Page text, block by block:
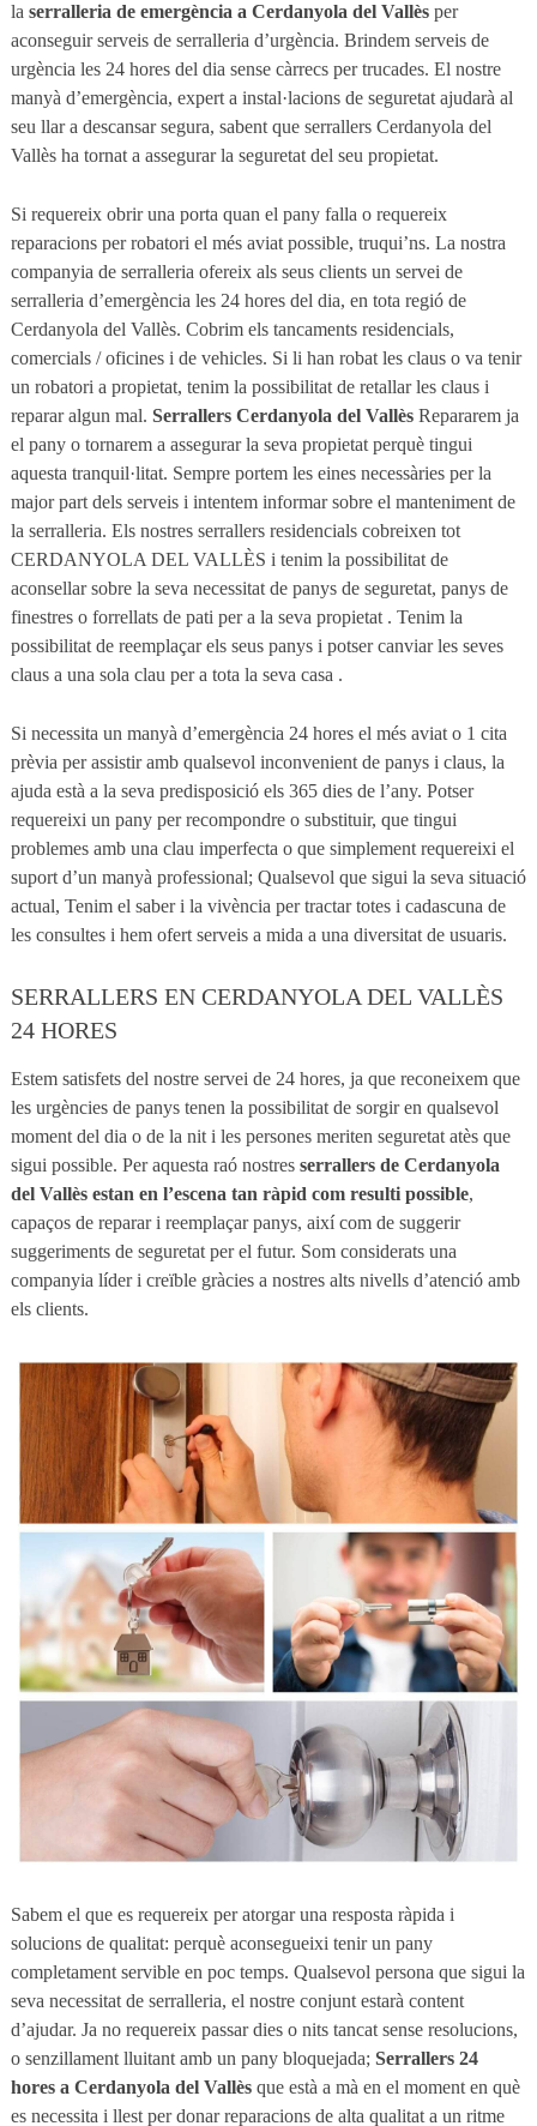
la serralleria de emergència a Cerdanyola del Vallèsper
aconseguir serveis de serralleria d’urgència. Brindem serveis de
urgència les 24 hores del dia sense càrrecs per trucades. El nostre
manyà d’emergència, expert a instal·lacions de seguretat ajudarà al
seu llar a descansar segura, sabent que serrallers Cerdanyola del
Vallès ha tornat a assegurar la seguretat del seu propietat.
Si requereix obrir una porta quan el pany falla o requereix
reparacions per robatori el més aviat possible, truqui’ns. La nostra
companyia de serralleria ofereix als seus clients un servei de
serralleria d’emergència les 24 hores del dia, en tota regió de
Cerdanyola del Vallès. Cobrim els tancaments residencials,
comercials / oficines i de vehicles. Si li han robat les claus o va tenir
un robatori a propietat, tenim la possibilitat de retallar les claus i
reparar algun mal. Serrallers Cerdanyola del VallèsRepararem ja
el pany o tornarem a assegurar la seva propietat perquè tingui
aquesta tranquil·litat. Sempre portem les eines necessàries per la
major part dels serveis i intentem informar sobre el manteniment de
la serralleria. Els nostres serrallers residencials cobreixen tot
CERDANYOLA DEL VALLÈS i tenim la possibilitat de
aconsellar sobre la seva necessitat de panys de seguretat, panys de
finestres o forrellats de pati per a la seva propietat . Tenim la
possibilitat de reemplaçar els seus panys i potser canviar les seves
claus a una sola clau per a tota la seva casa .
Si necessita un manyà d’emergència 24 hores el més aviat o 1 cita
prèvia per assistir amb qualsevol inconvenient de panys i claus, la
ajuda està a la seva predisposició els 365 dies de l’any. Potser
requereixi un pany per recompondre o substituir, que tingui
problemes amb una clau imperfecta o que simplement requereixi el
suport d’un manyà professional; Qualsevol que sigui la seva situació
actual, Tenim el saber i la vivència per tractar totes i cadascuna de
les consultes i hem ofert serveis a mida a una diversitat de usuaris.
SERRALLERS EN CERDANYOLA DEL VALLÈS
24 HORES
Estem satisfets del nostre servei de 24 hores, ja que reconeixem que
les urgències de panys tenen la possibilitat de sorgir en qualsevol
moment del dia o de la nit i les persones meriten seguretat atès que
sigui possible. Per aquesta raó nostres serrallers de Cerdanyola
del Vallès estan en l’escena tan ràpid com resulti possible,
capaços de reparar i reemplaçar panys, així com de suggerir
suggeriments de seguretat per el futur. Som considerats una
companyia líder i creïble gràcies a nostres alts nivells d’atenció amb
els clients.
Sabem el que es requereix per atorgar una resposta ràpida i
solucions de qualitat: perquè aconsegueixi tenir un pany
completament servible en poc temps. Qualsevol persona que sigui la
seva necessitat de serralleria, el nostre conjunt estarà content
d’ajudar. Ja no requereix passar dies o nits tancat sense resolucions,
o senzillament lluitant amb un pany bloquejada; Serrallers 24
hores a Cerdanyola del Vallèsque està a mà en el moment en què
es necessita i llest per donar reparacions de alta qualitat a un ritme